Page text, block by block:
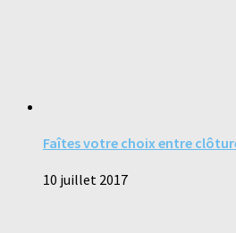
Faîtes votre choix entre
10 juillet 2017